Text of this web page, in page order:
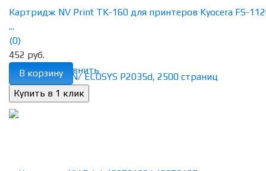
избранное сравнить
Картридж NV Print TK-160 для принтеров Kyocera FS-
...
(0)
452 руб.
В корзину